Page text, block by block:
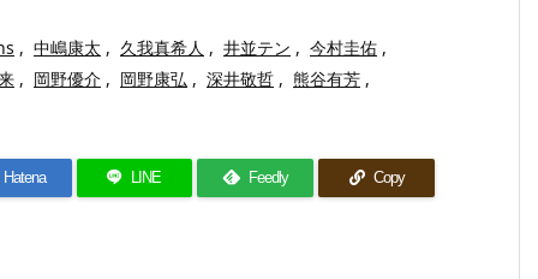
, 中嶋康太 , 久我真希人 , 井並テン , 今村圭佑 ,
, 岡野優介 , 岡野康弘 , 深井敬哲 , 熊谷有芳 ,
Hatena LINE Feedly Copy